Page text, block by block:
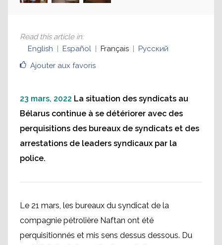
Ajouter aux favoris
Read this article in:
English
Español Français Русский
23 mars, 2022 La situation des syndicats au
Bélarus continue à se détériorer avec des
perquisitions des bureaux de syndicats et des
arrestations de leaders syndicaux par la
police.
Le 21 mars, les bureaux du syndicat de la
compagnie pétrolière Naftan ont été
perquisitionnés et mis sens dessus dessous. Du